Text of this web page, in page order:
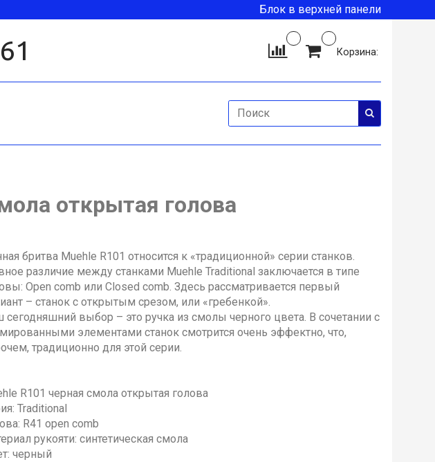
Блок в верхней панели
Корзина:
открытая голова
бритва Muehle R101 относится к «традиционной» серии станков.
различие между станками Muehle Traditional заключается в типе
Open comb или Closed comb. Здесь рассматривается первый
– станок с открытым срезом, или «гребенкой».
сегодняшний выбор – это ручка из смолы черного цвета. В сочетании с
элементами станок смотрится очень эффектно, что,
традиционно для этой серии.
R101 черная смола открытая голова
Traditional
R41 open comb
рукояти: синтетическая смола
черный